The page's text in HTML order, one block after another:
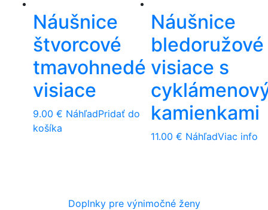
Náušnice
štvorcové
tmavohnedé
visiace
9.00 € NáhľadPridať do
košíka
Náušnice
bledoružové
visiace s
kamienkami
11.00 € NáhľadViac info
Doplnky pre výnimočné ženy